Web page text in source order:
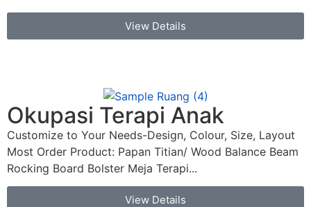
View Details
Okupasi Terapi Anak
Customize to Your Needs-Design, Colour, Size, Layout
Most Order Product: Papan Titian/ Wood Balance Beam
Rocking Board Bolster Meja Terapi...
View Details